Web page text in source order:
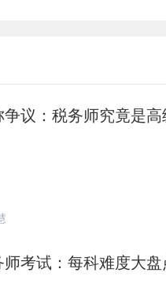
争议：税务师究竟是高
师考试：每科难度大盘